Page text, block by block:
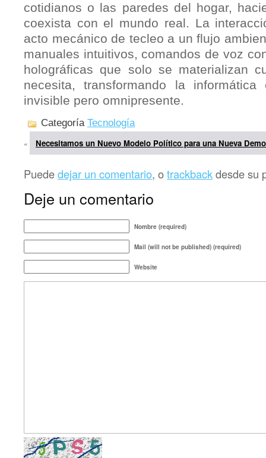
cotidianos o las paredes del hogar,
coexista con el mundo real. La
acto mecánico de tecleo a un flujo
manuales intuitivos, comandos de voz
holográficas que solo se materializan
necesita, transformando la
invisible pero omnipresente.
Categoría Tecnología
« Necesitamos un Nuevo Modelo Político para una Nueva
Puededejar un comentario, otrackbackdesde su
Deje un comentario
Nombre (required)
Mail (will not be published) (required)
Website